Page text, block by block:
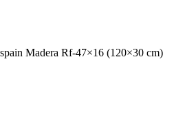
Madera Rf-47×16 (120×30 cm)